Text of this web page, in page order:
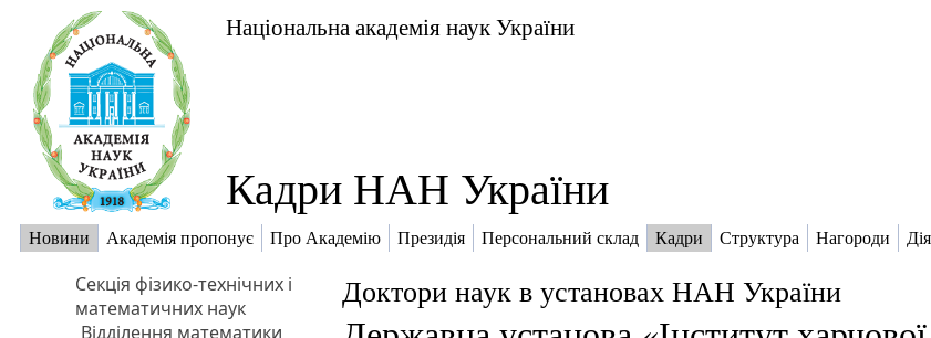
Національна академія наук України
Кадри НАН України
Новини Академія пропонує Про Академію Президія Персональний склад Кадри Структура Нагороди
Секція фізико-технічних і
математичних наук
Відділення математики
Доктори наук в установах НАН України